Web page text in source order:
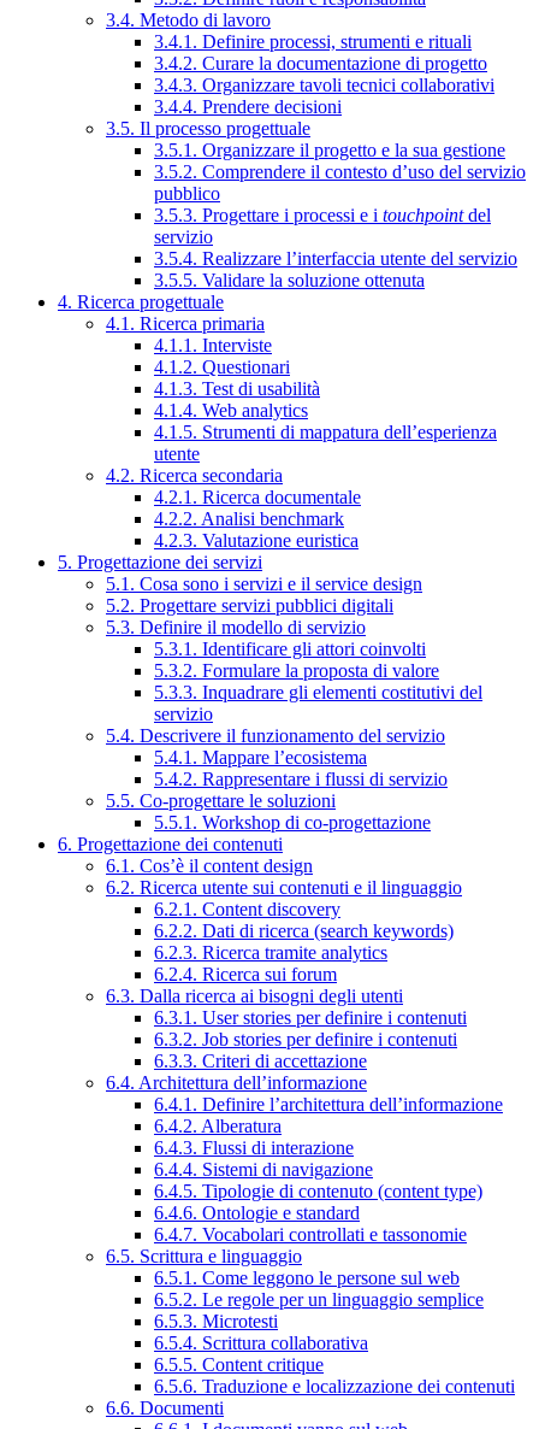
3.4. Metodo di lavoro
3.4.1. Definire processi, strumenti e rituali
3.4.2. Curare la documentazione di progetto
3.4.3. Organizzare tavoli tecnici collaborativi
3.4.4. Prendere decisioni
3.5. Il processo progettuale
3.5.1. Organizzare il progetto e la sua gestione
3.5.2. Comprendere il contesto d’uso del servizio
pubblico
3.5.3. Progettare i processi e i touchpointdel
servizio
3.5.4. Realizzare l’interfaccia utente del servizio
3.5.5. Validare la soluzione ottenuta
4. Ricerca progettuale
4.1. Ricerca primaria
4.1.1. Interviste
4.1.2. Questionari
4.1.3. Test di usabilità
4.1.4. Web analytics
4.1.5. Strumenti di mappatura dell’esperienza
utente
4.2. Ricerca secondaria
4.2.1. Ricerca documentale
4.2.2. Analisi benchmark
4.2.3. Valutazione euristica
5. Progettazione dei servizi
5.1. Cosa sono i servizi e il service design
5.2. Progettare servizi pubblici digitali
5.3. Definire il modello di servizio
5.3.1. Identificare gli attori coinvolti
5.3.2. Formulare la proposta di valore
5.3.3. Inquadrare gli elementi costitutivi del
servizio
5.4. Descrivere il funzionamento del servizio
5.4.1. Mappare l’ecosistema
5.4.2. Rappresentare i flussi di servizio
5.5. Co-progettare le soluzioni
5.5.1. Workshop di co-progettazione
6. Progettazione dei contenuti
6.1. Cos’è il content design
6.2. Ricerca utente sui contenuti e il linguaggio
6.2.1. Content discovery
6.2.2. Dati di ricerca (search keywords)
6.2.3. Ricerca tramite analytics
6.2.4. Ricerca sui forum
6.3. Dalla ricerca ai bisogni degli utenti
6.3.1. User stories per definire i contenuti
6.3.2. Job stories per definire i contenuti
6.3.3. Criteri di accettazione
6.4. Architettura dell’informazione
6.4.1. Definire l’architettura dell’informazione
6.4.2. Alberatura
6.4.3. Flussi di interazione
6.4.4. Sistemi di navigazione
6.4.5. Tipologie di contenuto (content type)
6.4.6. Ontologie e standard
6.4.7. Vocabolari controllati e tassonomie
6.5. Scrittura e linguaggio
6.5.1. Come leggono le persone sul web
6.5.2. Le regole per un linguaggio semplice
6.5.3. Microtesti
6.5.4. Scrittura collaborativa
6.5.5. Content critique
6.5.6. Traduzione e localizzazione dei contenuti
6.6. Documenti